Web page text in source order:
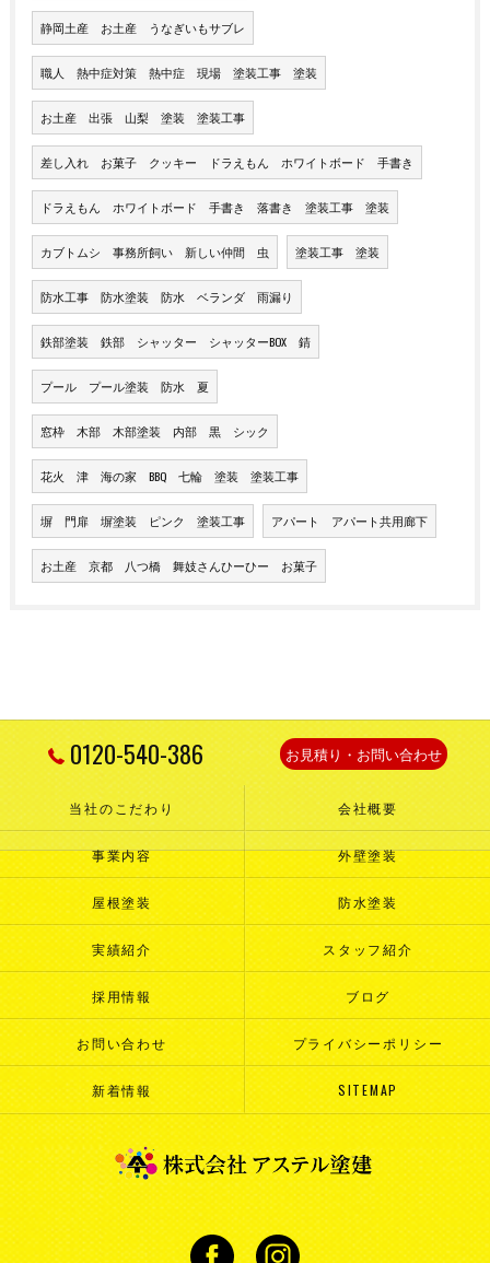
静岡土産 お土産 うなぎいもサブレ
職人 熱中症対策 熱中症 現場 塗装工事 塗装
お土産 出張 山梨 塗装 塗装工事
差し入れ お菓子 クッキー ドラえもん ホワイトボード 手書き
ドラえもん ホワイトボード 手書き 落書き 塗装工事 塗装
カブトムシ 事務所飼い 新しい仲間 虫 塗装工事 塗装
防水工事 防水塗装 防水 ベランダ 雨漏り
鉄部塗装 鉄部 シャッター シャッターBOX 錆
プール プール塗装 防水 夏
窓枠 木部 木部塗装 内部 黒 シック
花火 津 海の家 BBQ 七輪 塗装 塗装工事
塀 門扉 塀塗装 ピンク 塗装工事 アパート アパート共用廊下
お土産 京都 八つ橋 舞妓さんひーひー お菓子
0120-540-386 お見積り・お問い合わせ
当社のこだわり 会社概要
事業内容 外壁塗装
屋根塗装 防水塗装
実績紹介 スタッフ紹介
採用情報 ブログ
お問い合わせ プライバシーポリシー
新着情報 SITEMAP